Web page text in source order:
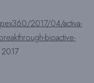
2017/04/activa-
bioactive-